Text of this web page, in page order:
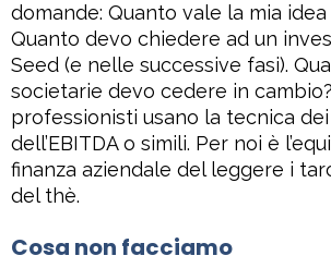
domande: Quanto vale la mia idea
Quanto devo chiedere ad un
Seed (e nelle successive fasi).
societarie devo cedere in
professionisti usano la tecnica
dell’EBITDA o simili. Per noi è
finanza aziendale del leggere i
del thè.
Cosa non facciamo